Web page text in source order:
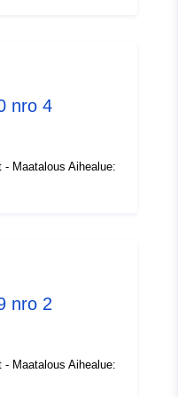
nro 4
Maatalous Aihealue:
nro 2
Maatalous Aihealue: